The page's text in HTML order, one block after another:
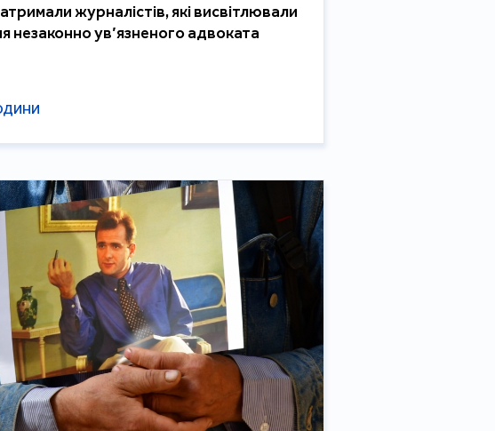
журналістів, які висвітлювали
незаконно ув’язненого адвоката